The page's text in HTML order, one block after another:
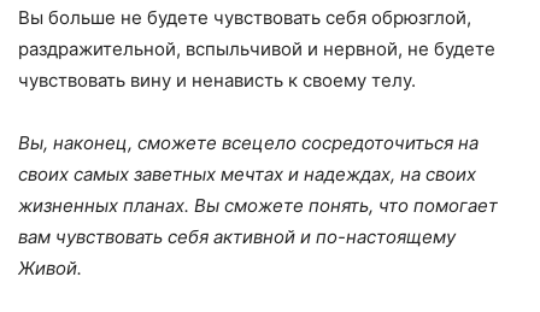
Вы больше не будете чувствовать себя обрюзглой,
раздражительной, вспыльчивой и нервной, не будете
чувствовать вину и ненависть к своему телу.
Вы, наконец, сможете всецело сосредоточиться на
своих самых заветных мечтах и надеждах, на своих
жизненных планах. Вы сможете понять, что помогает
вам чувствовать себя активной и по-настоящему
Живой.